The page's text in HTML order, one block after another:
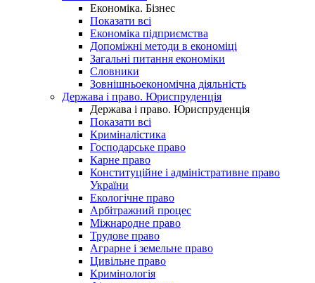
Економіка. Бізнес
Показати всі
Економіка підприємства
Допоміжні методи в економіці
Загальні питання економіки
Словники
Зовнішньоекономічна діяльність
Держава і право. Юриспруденція
Держава і право. Юриспруденція
Показати всі
Криміналістика
Господарське право
Карне право
Конституційне і адміністративне право
України
Екологічне право
Арбітражний процес
Міжнародне право
Трудове право
Аграрне і земельне право
Цивільне право
Кримінологія